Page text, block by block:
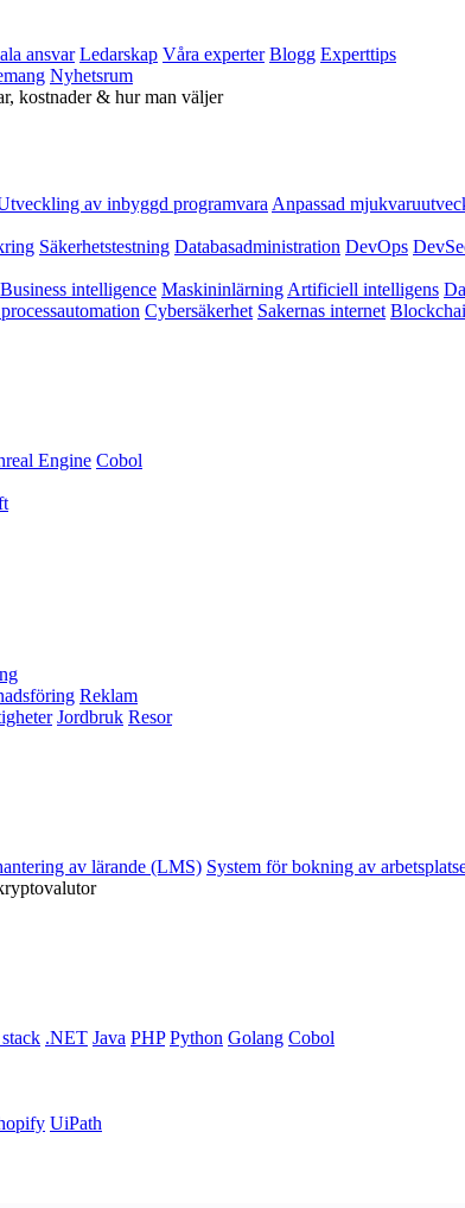
ansvar Ledarskap Våra experter Blogg Experttips
Nyhetsrum
kostnader & hur man väljer
av inbyggd programvara Anpassad
Säkerhetstestning Databasadministration DevOps
Business intelligence Maskininlärning Artificiell intelligens
Cybersäkerhet Sakernas internet
Engine Cobol
Reklam
Jordbruk Resor
av lärande (LMS) System för bokning av
.NET Java PHP Python Golang Cobol
UiPath